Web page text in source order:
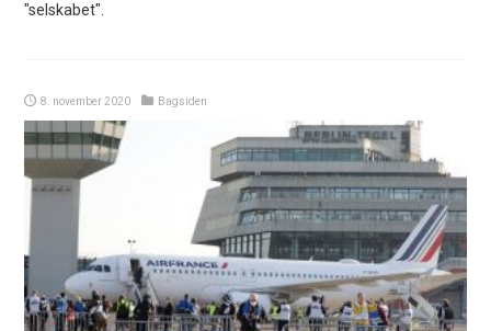
"selskabet".
8. november 2020 Bagsiden